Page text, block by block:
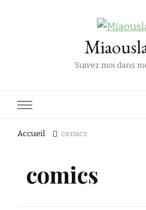
Suivez moi dans
Accueil comics
comics